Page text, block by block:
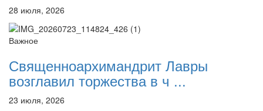
28 июля, 2026
Важное
Священноархимандрит Лавры
возглавил торжества в ч ...
23 июля, 2026